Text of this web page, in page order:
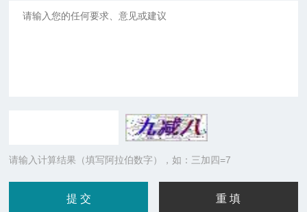
请输入计算结果（填写阿拉伯数字），如：三加四=7